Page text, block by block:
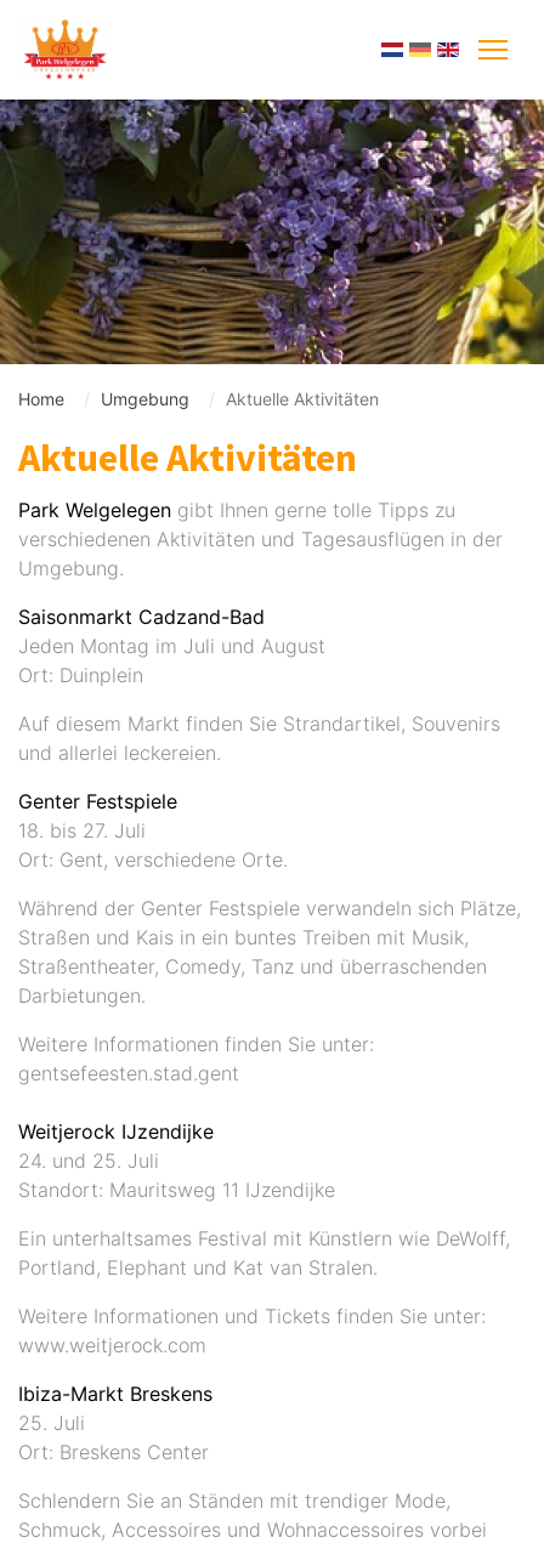
Home Umgebung Aktuelle Aktivitäten
Aktuelle Aktivitäten
Park Welgelegen gibt Ihnen gerne tolle Tipps zu
verschiedenen Aktivitäten und Tagesausflügen in der
Umgebung.
Saisonmarkt Cadzand-Bad
Jeden Montag im Juli und August
Ort: Duinplein
Auf diesem Markt finden Sie Strandartikel, Souvenirs
und allerlei leckereien.
Genter Festspiele
18. bis 27. Juli
Ort: Gent, verschiedene Orte.
Während der Genter Festspiele verwandeln sich Plätze,
Straßen und Kais in ein buntes Treiben mit Musik,
Straßentheater, Comedy, Tanz und überraschenden
Darbietungen.
Weitere Informationen finden Sie unter:
gentsefeesten.stad.gent
Weitjerock IJzendijke
24. und 25. Juli
Standort: Mauritsweg 11 IJzendijke
Ein unterhaltsames Festival mit Künstlern wie DeWolff,
Portland, Elephant und Kat van Stralen.
Weitere Informationen und Tickets finden Sie unter:
www.weitjerock.com
Ibiza-Markt Breskens
25. Juli
Ort: Breskens Center
Schlendern Sie an Ständen mit trendiger Mode,
Schmuck, Accessoires und Wohnaccessoires vorbei